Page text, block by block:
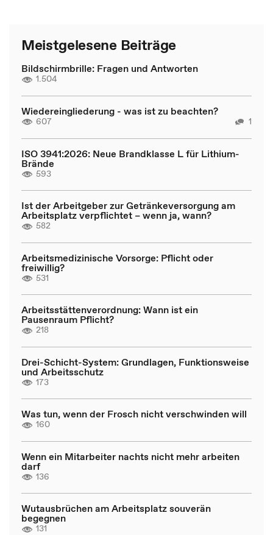
Meistgelesene Beiträge
Bildschirmbrille: Fragen und Antworten
1.504
Wiedereingliederung - was ist zu beachten?
607 1
ISO 3941:2026: Neue Brandklasse L für Lithium-
Brände
593
Ist der Arbeitgeber zur Getränkeversorgung am
Arbeitsplatz verpflichtet – wenn ja, wann?
582
Arbeitsmedizinische Vorsorge: Pflicht oder
freiwillig?
531
Arbeitsstättenverordnung: Wann ist ein
Pausenraum Pflicht?
218
Drei-Schicht-System: Grundlagen, Funktionsweise
und Arbeitsschutz
173
Was tun, wenn der Frosch nicht verschwinden will
160
Wenn ein Mitarbeiter nachts nicht mehr arbeiten
darf
136
Wutausbrüchen am Arbeitsplatz souverän
begegnen
131